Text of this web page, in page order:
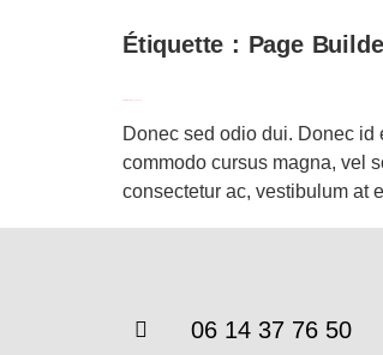
Étiquette : Page
Donec sed odio dui. Donec id
commodo cursus magna, vel
consectetur ac, vestibulum at
06 14 37 76 50